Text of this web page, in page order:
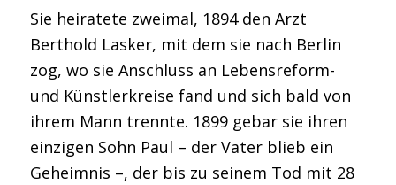
Sie heiratete zweimal, 1894 den Arzt
Berthold Lasker, mit dem sie nach Berlin
zog, wo sie Anschluss an Lebensreform-
und Künstlerkreise fand und sich bald von
ihrem Mann trennte. 1899 gebar sie ihren
einzigen Sohn Paul – der Vater blieb ein
Geheimnis –, der bis zu seinem Tod mit 28